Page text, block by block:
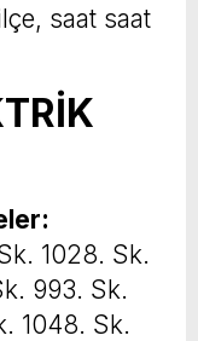
saat saat
1028. Sk.
993. Sk.
1048. Sk.